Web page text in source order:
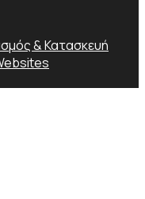
& Κατασκευή